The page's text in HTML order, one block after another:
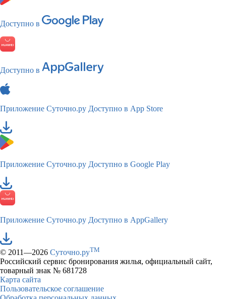
Доступно в
Доступно в
Приложение Суточно.ру Доступно в App Store
Приложение Суточно.ру Доступно в Google Play
Приложение Суточно.ру Доступно в AppGallery
© 2011—2026 Суточно.руTM
Российский сервис бронирования жилья, официальный сайт,
товарный знак № 681728
Карта сайта
Пользовательское соглашение